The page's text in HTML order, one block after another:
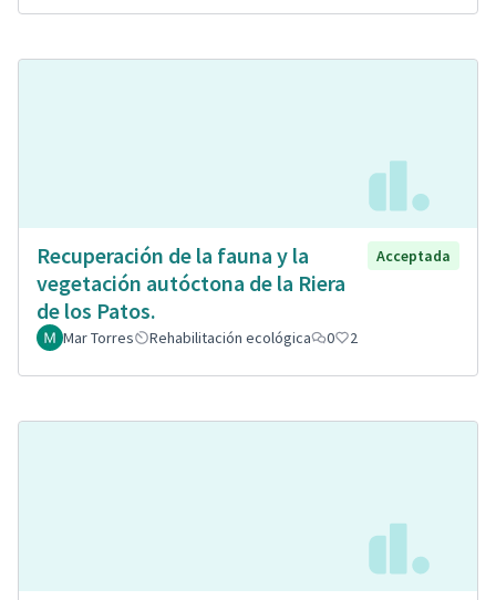
Recuperación de la fauna y la
vegetación autóctona de la Riera
de los Patos.
Acceptada
Mar Torres Rehabilitación ecológica 0 2